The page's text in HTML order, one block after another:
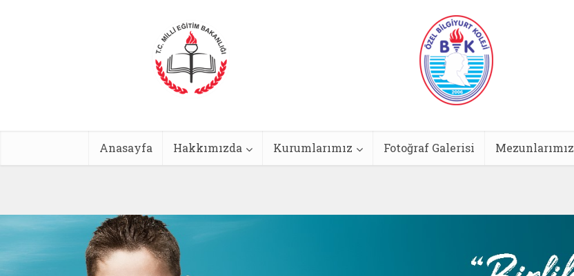
Anasayfa Hakkımızda Kurumlarımız Fotoğraf Galerisi Mezunlarımız